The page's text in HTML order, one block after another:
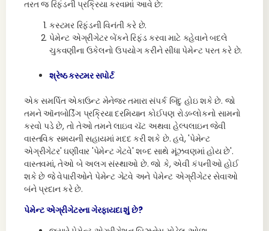
તરત જ રિફંડની પ્રક્રિયા કરવામાં આવે છે:
કસ્ટમર રિફંડની વિનંતી કરે છે.
પેમેન્ટ એગ્રીગેટર બેંકને રિફંડ કરવા માટે કહેવાને બદલે
ચુકવણીના ઉકેલનો ઉપયોગ કરીને સીધા પેમેન્ટ પરત કરે છે.
શ્રેષ્ઠ કસ્ટમર સપોર્ટ
એક સમર્પિત એકાઉન્ટ મેનેજર તમારા સંપર્ક બિંદુ હોઇ શકે છે. જો
તમને ઑનબોર્ડિંગ પ્રક્રિયા દરમિયાન કોઈપણ રોડબ્લોકનો સામનો
કરવો પડે છે, તો તેઓ તમને લાઇવ ચૅટ અથવા હેલ્પલાઇન જેવી
વાસ્તવિક સમયની સહાયમાં મદદ કરી શકે છે. હવે, 'પેમેન્ટ
એગ્રીગેટર' ઘણીવાર 'પેમેન્ટ ગેટવે' શબ્દ સાથે મૂંઝવણમાં હોય છે'.
વાસ્તવમાં, તેઓ બે અલગ સંસ્થાઓ છે. જો કે, એવી કંપનીઓ હોઈ
શકે છે જે વેપારીઓને પેમેન્ટ ગેટવે અને પેમેન્ટ એગ્રીગેટર સેવાઓ
બંને પ્રદાન કરે છે.
પેમેન્ટ એગ્રીગેટરના ગેરફાયદા શું છે?